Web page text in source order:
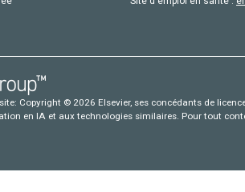
Copyright © 2026 Elsevier, ses concédants de
en IA et aux technologies similaires. Pour tout